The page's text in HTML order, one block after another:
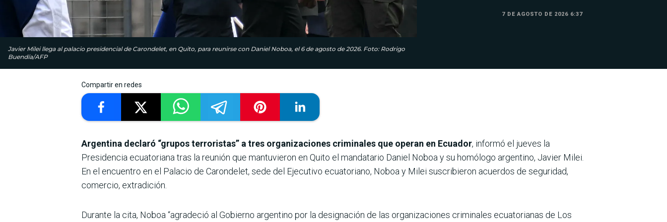
Javier Milei llega al palacio presidencial de Carondelet, en Quito, para reunirse con Daniel Noboa, el 6 de agosto de 2026. Foto: Rodrigo
Buendía/AFP
7 DE AGOSTO DE 2026 6:37
Compartir en redes
Argentina declaró “grupos terroristas” a tres organizaciones criminales que operan en Ecuador, informó el jueves la
Presidencia ecuatoriana tras la reunión que mantuvieron en Quito el mandatario Daniel Noboa y su homólogo argentino, Javier Milei.
En el encuentro en el Palacio de Carondelet, sede del Ejecutivo ecuatoriano, Noboa y Milei suscribieron acuerdos de seguridad,
comercio, extradición.
Durante la cita, Noboa “agradeció al Gobierno argentino por la designación de las organizaciones criminales ecuatorianas de Los